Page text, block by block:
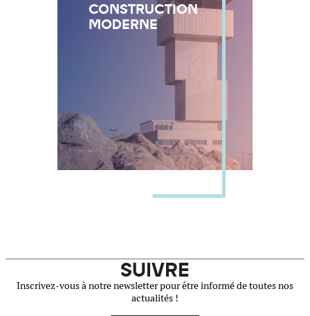
CONSTRUCTION
MODERNE
SUIVRE
Inscrivez-vous à notre newsletter pour être informé de toutes nos
actualités !